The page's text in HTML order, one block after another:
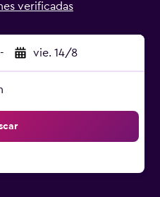
verificadas
- vie. 14/8